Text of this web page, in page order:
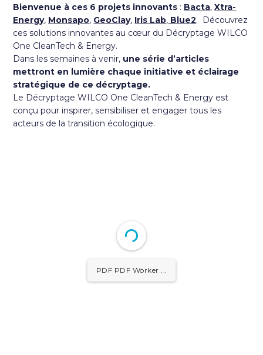
Bienvenue à ces 6 projets innovants : Bacta,Xtra-
Energy, Monsapo, GeoClay, Iris Lab, Blue2. Découvrez
ces solutions innovantes au cœur du Décryptage WILCO
One CleanTech & Energy.
Dans les semaines à venir, une série d’articles
mettront en lumière chaque initiative et éclairage
stratégique de ce décryptage.
Le Décryptage WILCO One CleanTech & Energy est
conçu pour inspirer, sensibiliser et engager tous les
acteurs de la transition écologique.
PDF PDF Worker ...